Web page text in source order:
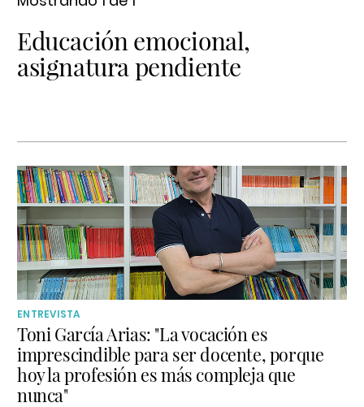
Educación emocional,
asignatura pendiente
ENTREVISTA
Toni García Arias: "La vocación es
imprescindible para ser docente, porque
hoy la profesión es más compleja que
nunca"